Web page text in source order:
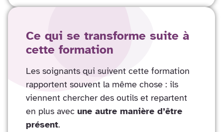
Ce qui se transforme suite à
cette formation
Les soignants qui suivent cette formation
rapportent souvent la même chose : ils
viennent chercher des outils et repartent
en plus avec une autre manière d’être
présent.